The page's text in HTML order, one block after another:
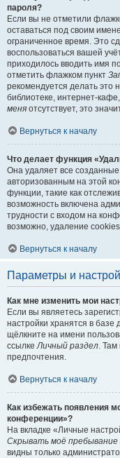
пароля?
Если вы не отметили
оставаться под своим
ограниченное время. Это
воспользоваться вашей
приходилось вводить имя
отметить флажком пункт
рекомендуется делать
библиотеке, интернет-
меня отсутствует, это
Вернуться к началу
Что делает функция
Она удаляет все
авторизованным на этой
функции, такие как
возможность включена
трудности с входом на
возможно, удаление
Вернуться к началу
Параметры и
Как мне изменить мои
Если вы являетесь
настройки хранятся в
щёлкните на имени
ссылкеЛичный раздел. Там
предпочтения.
Вернуться к началу
Как избежать появления
конференции»?
На вкладке «Личные
Скрывать моё пребывание
видны только